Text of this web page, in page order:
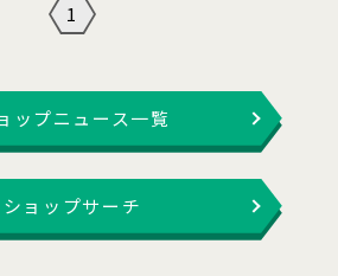
1
ップニュース一覧
ショップサーチ